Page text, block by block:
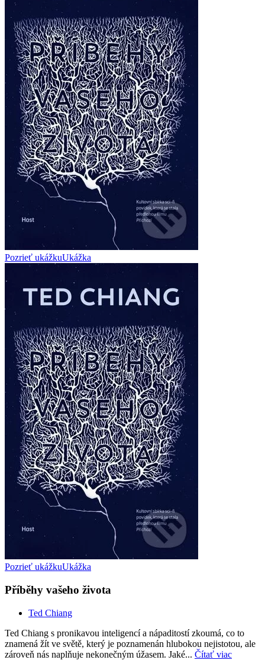
Pozrieť ukážkuUkážka
Pozrieť ukážkuUkážka
Příběhy vašeho života
Ted Chiang
Ted Chiang s pronikavou inteligencí a nápaditostí zkoumá, co to
znamená žít ve světě, který je poznamenán hlubokou nejistotou, ale
zároveň nás naplňuje nekonečným úžasem. Jaké... Čítať viac